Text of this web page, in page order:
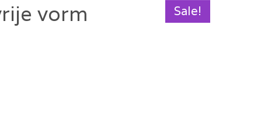
vorm Sale!